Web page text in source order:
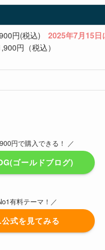
円(税込) 2025年7月15日
円（税込）
円で購入できる！ ／
ゴールドブログ)
有料テーマ！／
式を見てみる